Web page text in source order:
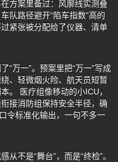
方案里备过：风廓线实测叠
队路径避开“陷车指数”高的
紧张被分配给了仪器、清单
“万一”。预案里把“万一”写成
、轻微烟火险、航天员短暂
。 医疗组像移动的小ICU，
接消防组保持安全半径，确
令标准化输出，一句不多一
不是“舞台”，而是“终检”。